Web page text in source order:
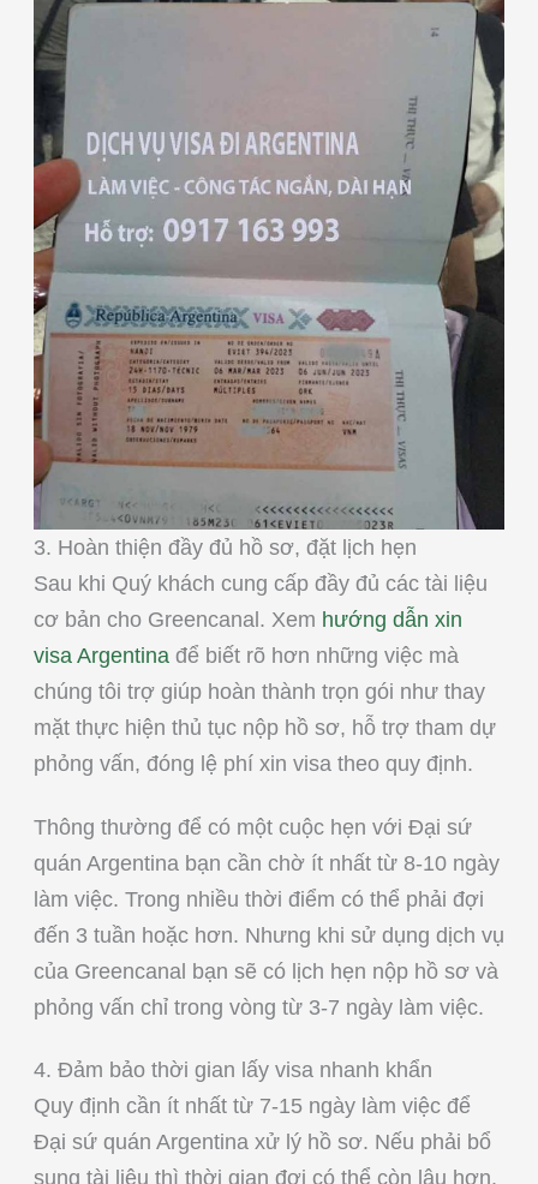
3. Hoàn thiện đầy đủ hồ sơ, đặt lịch hẹn
Sau khi Quý khách cung cấp đầy đủ các tài liệu
cơ bản cho Greencanal. Xem hướng dẫn xin
visa Argentina để biết rõ hơn những việc mà
chúng tôi trợ giúp hoàn thành trọn gói như thay
mặt thực hiện thủ tục nộp hồ sơ, hỗ trợ tham dự
phỏng vấn, đóng lệ phí xin visa theo quy định.
Thông thường để có một cuộc hẹn với Đại sứ
quán Argentina bạn cần chờ ít nhất từ 8-10 ngày
làm việc. Trong nhiều thời điểm có thể phải đợi
đến 3 tuần hoặc hơn. Nhưng khi sử dụng dịch vụ
của Greencanal bạn sẽ có lịch hẹn nộp hồ sơ và
phỏng vấn chỉ trong vòng từ 3-7 ngày làm việc.
4. Đảm bảo thời gian lấy visa nhanh khẩn
Quy định cần ít nhất từ 7-15 ngày làm việc để
Đại sứ quán Argentina xử lý hồ sơ. Nếu phải bổ
sung tài liệu thì thời gian đợi có thể còn lâu hơn.